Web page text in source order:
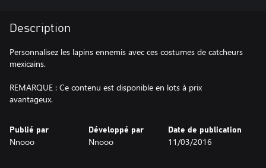
Description
Personnalisez les lapins ennemis avec ces costumes de catcheurs
mexicains.
REMARQUE : Ce contenu est disponible en lots à prix
avantageux.
Publié par
Nnooo
Développé par
Nnooo
Date de publication
11/03/2016